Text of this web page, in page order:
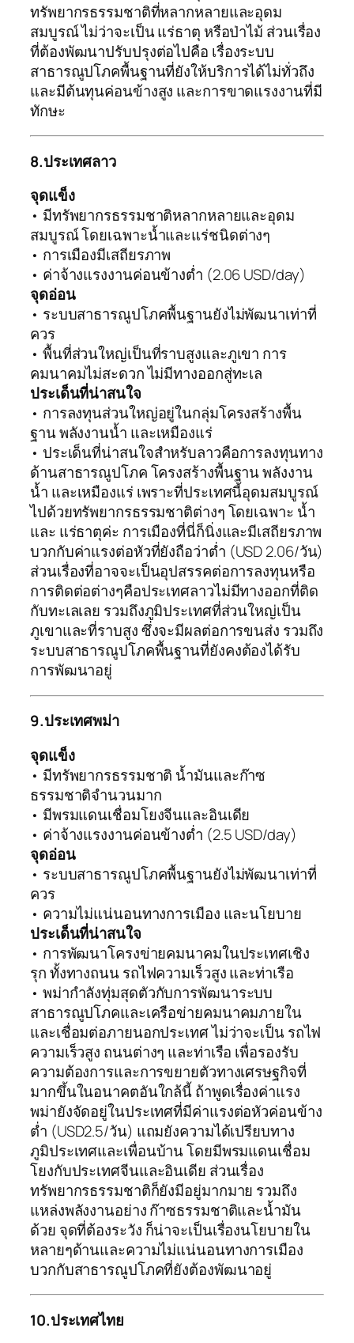
ทรัพยากรธรรมชาติที่หลากหลายและอุดม
สมบูรณ์ ไม่ว่าจะเป็น แร่ธาตุ หรือป่าไม้ ส่วนเรื่อง
ที่ต้องพัฒนาปรับปรุงต่อไปคือ เรื่องระบบ
สาธารณูปโภคพื้นฐานที่ยังให้บริการได้ไม่ทั่วถึง
และมีต้นทุนค่อนข้างสูง และการขาดแรงงานที่มี
ทักษะ
8.ประเทศลาว
จุดแข็ง
• มีทรัพยากรธรรมชาติหลากหลายและอุดม
สมบูรณ์ โดยเฉพาะน้ำและแร่ชนิดต่างๆ
• การเมืองมีเสถียรภาพ
• ค่าจ้างแรงงานค่อนข้างต่ำ (2.06 USD/day)
จุดอ่อน
• ระบบสาธารณูปโภคพื้นฐานยังไม่พัฒนาเท่าที่
ควร
• พื้นที่ส่วนใหญ่เป็นที่ราบสูงและภูเขา การ
คมนาคมไม่สะดวก ไม่มีทางออกสู่ทะเล
ประเด็นที่น่าสนใจ
• การลงทุนส่วนใหญ่อยู่ในกลุ่มโครงสร้างพื้น
ฐาน พลังงานน้ำ และเหมืองแร่
• ประเด็นที่น่าสนใจสำหรับลาวคือการลงทุนทาง
ด้านสาธารณูปโภค โครงสร้างพื้นฐาน พลังงาน
น้ำ และเหมืองแร่ เพราะที่ประเทศนี้อุดมสมบูรณ์
ไปด้วยทรัพยากรธรรมชาติต่างๆ โดยเฉพาะ น้ำ
และ แร่ธาตุค่ะ การเมืองที่นี่ก็นิ่งและมีเสถียรภาพ
บวกกับค่าแรงต่อหัวที่ยังถือว่าต่ำ (USD 2.06/วัน)
ส่วนเรื่องที่อาจจะเป็นอุปสรรคต่อการลงทุนหรือ
การติดต่อต่างๆคือประเทศลาวไม่มีทางออกที่ติด
กับทะเลเลย รวมถึงภูมิประเทศที่ส่วนใหญ่เป็น
ภูเขาและที่ราบสูง ซึ่งจะมีผลต่อการขนส่ง รวมถึง
ระบบสาธารณูปโภคพื้นฐานที่ยังคงต้องได้รับ
การพัฒนาอยู่
9.ประเทศพม่า
จุดแข็ง
• มีทรัพยากรธรรมชาติ น้ำมันและก๊าซ
ธรรมชาติจำนวนมาก
• มีพรมแดนเชื่อมโยงจีนและอินเดีย
• ค่าจ้างแรงงานค่อนข้างต่ำ (2.5 USD/day)
จุดอ่อน
• ระบบสาธารณูปโภคพื้นฐานยังไม่พัฒนาเท่าที่
ควร
• ความไม่แน่นอนทางการเมือง และนโยบาย
ประเด็นที่น่าสนใจ
• การพัฒนาโครงข่ายคมนาคมในประเทศเชิง
รุก ทั้งทางถนน รถไฟความเร็วสูง และท่าเรือ
• พม่ากำลังทุ่มสุดตัวกับการพัฒนาระบบ
สาธารณูปโภคและเครือข่ายคมนาคมภายใน
และเชื่อมต่อภายนอกประเทศ ไม่ว่าจะเป็น รถไฟ
ความเร็วสูง ถนนต่างๆ และท่าเรือ เพื่อรองรับ
ความต้องการและการขยายตัวทางเศรษฐกิจที่
มากขึ้นในอนาคตอันใกล้นี้ ถ้าพูดเรื่องค่าแรง
พม่ายังจัดอยู่ในประเทศที่มีค่าแรงต่อหัวค่อนข้าง
ต่ำ (USD2.5/วัน) แถมยังความได้เปรียบทาง
ภูมิประเทศและเพื่อนบ้าน โดยมีพรมแดนเชื่อม
โยงกับประเทศจีนและอินเดีย ส่วนเรื่อง
ทรัพยากรธรรมชาติก็ยังมีอยู่มากมาย รวมถึง
แหล่งพลังงานอย่าง ก๊าซธรรมชาติและน้ำมัน
ด้วย จุดที่ต้องระวัง ก็น่าจะเป็นเรื่องนโยบายใน
หลายๆด้านและความไม่แน่นอนทางการเมือง
บวกกับสาธารณูปโภคที่ยังต้องพัฒนาอยู่
10.ประเทศไทย